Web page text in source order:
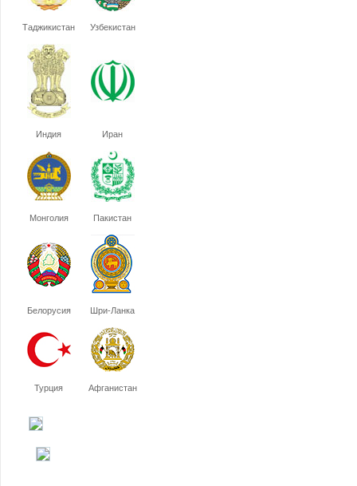
Таджикистан Узбекистан
Индия Иран
Монголия Пакистан
Белорусия Шри-Ланка
Турция Афганистан